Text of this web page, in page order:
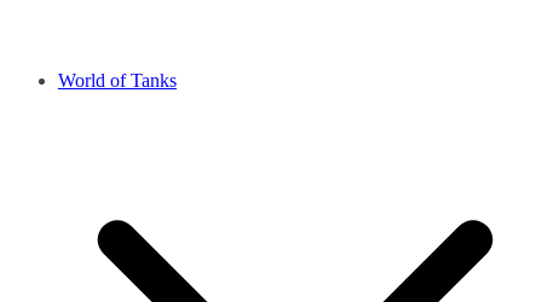
World of Tanks